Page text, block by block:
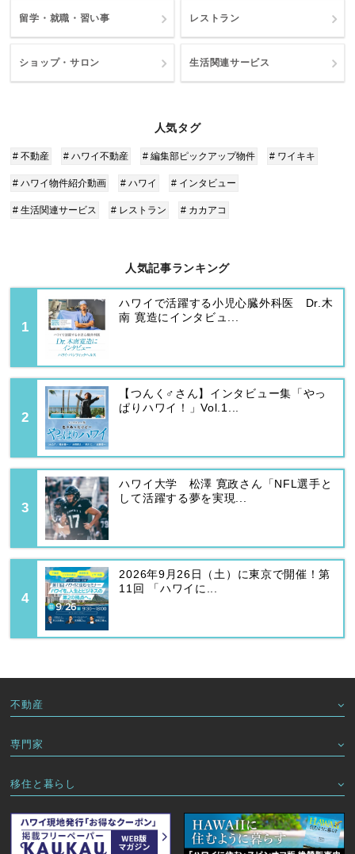
留学・就職・習い事 レストラン
ショップ・サロン 生活関連サービス
人気タグ
# 不動産 # ハワイ不動産 # 編集部ピックアップ物件 # ワイキキ
# ハワイ物件紹介動画 # ハワイ # インタビュー
# 生活関連サービス # レストラン # カカアコ
人気記事ランキング
ハワイで活躍する小児心臓外科医 Dr.木
南 寛造にインタビュ...
【つんく♂さん】インタビュー集「やっ
ぱりハワイ！」Vol.1...
ハワイ大学 松澤 寛政さん「NFL選手と
して活躍する夢を実現...
2026年9月26日（土）に東京で開催！第
11回 「ハワイに...
不動産
専門家
移住と暮らし